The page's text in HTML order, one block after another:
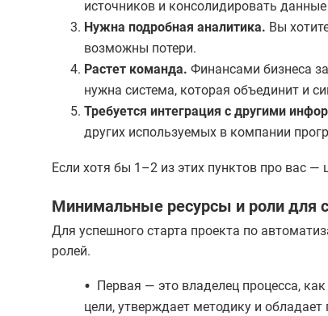
источников и консолидировать
Нужна подробная аналитика. Вы
возможны потери.
Растет команда. Финансами бизнеса
нужна система, которая объединит и
Требуется интеграция с другими
других используемых в компании
Если хотя бы 1–2 из этих пунктов про вас
Минимальные ресурсы и роли для
Для успешного старта проекта по
ролей.
•
Первая — это владелец процесса,
цели, утверждает методику и